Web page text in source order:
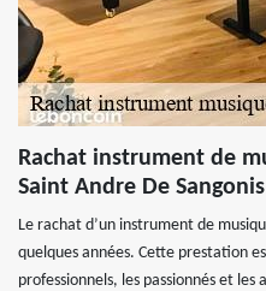
Rachat instrument de
Saint Andre De Sangonis
Le rachat d’un instrument de
quelques années. Cette prestation
professionnels, les passionnés et les